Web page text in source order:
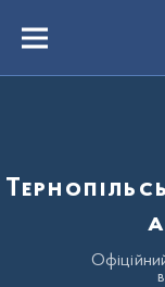
вмістуMenu